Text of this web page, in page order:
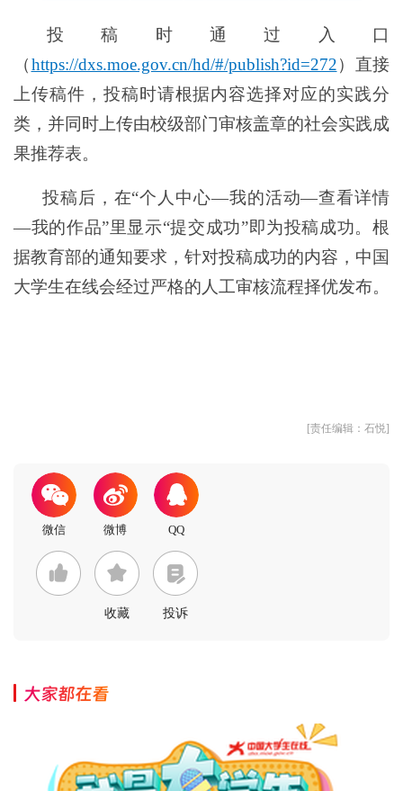
投稿时通过入口
（https://dxs.moe.gov.cn/hd/#/publish?id=272） 直接
上传稿件，投稿时请根据内容选择对应的实践分
类，并同时上传由校级部门审核盖章的社会实践成
果推荐表。
投稿后，在“个人中心—我的活动—查看详情
—我的作品”里显示“提交成功”即为投稿成功。根
据教育部的通知要求，针对投稿成功的内容，中国
大学生在线会经过严格的人工审核流程择优发布。
[责任编辑：石悦]
收藏 投诉
大家都在看